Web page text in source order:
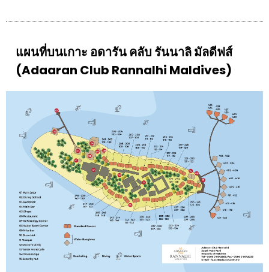
แผนที่บนเกาะ อดารัน คลับ รันนาลิ มัลดีฟส์
(Adaaran Club Rannalhi Maldives)